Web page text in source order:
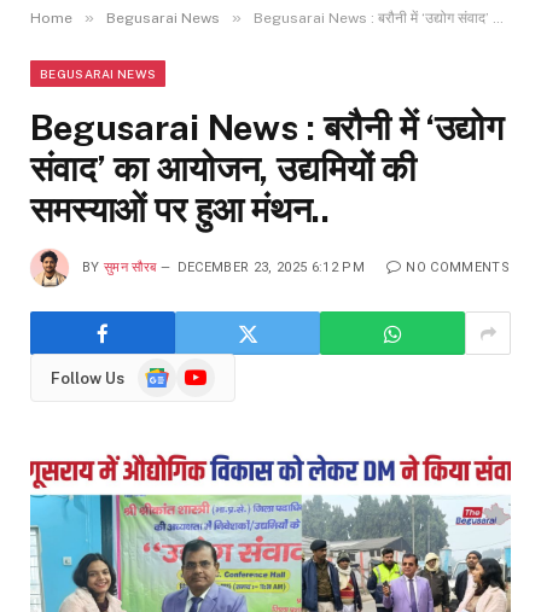
Home » Begusarai News » Begusarai News : बरौनी में ‘उद्योग संवाद’ का आयोजन, उद्यमियों की समस्याओं पर हुआ मंथन..
BEGUSARAI NEWS
Begusarai News : बरौनी में ‘उद्योग
संवाद’ का आयोजन, उद्यमियों की
समस्याओं पर हुआ मंथन..
BY सुमन सौरब DECEMBER 23, 2025 6:12 PM NO COMMENTS
Follow Us
GoogleYouTube